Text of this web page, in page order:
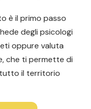
è il primo passo
degli psicologi
oppure valuta
che ti permette di
il territorio